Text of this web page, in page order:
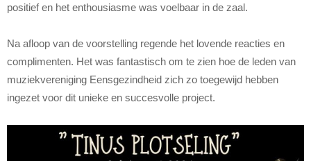
positief en het enthousiasme was voelbaar in de zaal.
Na afloop van de voorstelling regende het lovende reacties en
complimenten. Het was fantastisch om te zien hoe de leden van
muziekvereniging Eensgezindheid zich zo toegewijd hebben
ingezet voor dit unieke en succesvolle project.